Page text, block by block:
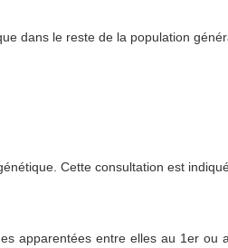
dans le reste de la population
Cette consultation est
apparentées entre elles au 1er ou